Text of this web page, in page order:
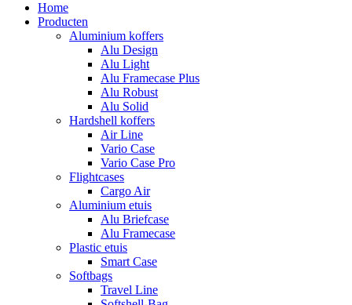
Home
Producten
Aluminium koffers
Alu Design
Alu Light
Alu Framecase Plus
Alu Robust
Alu Solid
Hardshell koffers
Air Line
Vario Case
Vario Case Pro
Flightcases
Cargo Air
Aluminium etuis
Alu Briefcase
Alu Framecase
Plastic etuis
Smart Case
Softbags
Travel Line